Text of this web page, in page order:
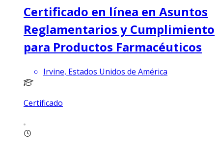
Certificado en línea en Asuntos
Reglamentarios y Cumplimiento
para Productos Farmacéuticos
Irvine, Estados Unidos de América
Certificado